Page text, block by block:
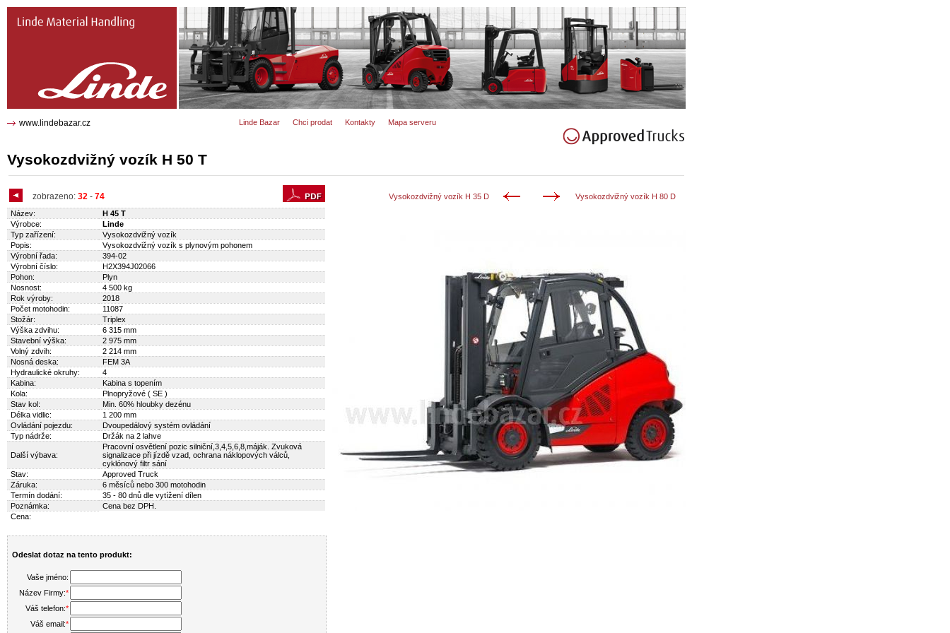
Vysokozdvižný vozík H 50 T
Vysokozdvižný vozík H 35 D Vysokozdvižný vozík H 80 D
zobrazeno: 32 - 74
Název:
H 45 T
Výrobce:
Linde
Typ zařízení:
Vysokozdvižný vozík
Popis:
Vysokozdvižný vozík s plynovým pohonem
Výrobní řada:
394-02
Výrobní číslo:
H2X394J02066
Pohon:
Plyn
Nosnost:
4 500 kg
Rok výroby:
2018
Počet motohodin:
11087
Stožár:
Triplex
Výška zdvihu:
6 315 mm
Stavební výška:
2 975 mm
Volný zdvih:
2 214 mm
Nosná deska:
FEM 3A
Hydraulické okruhy:
4
Kabina:
Kabina s topením
Kola:
Plnopryžové ( SE )
Stav kol:
Min. 60% hloubky dezénu
Délka vidlic:
1 200 mm
Ovládání pojezdu:
Dvoupedálový systém ovládání
Typ nádrže:
Držák na 2 lahve
Další výbava:
Pracovní osvětlení pozic silniční,3,4,5,6,8,máják. Zvuková
signalizace při jízdě vzad, ochrana náklopových válců,
cyklónový filtr sání
Stav:
Approved Truck
Záruka:
6 měsíců nebo 300 motohodin
Termín dodání:
35 - 80 dnů dle vytížení dílen
Poznámka:
Cena bez DPH.
Cena:
Odeslat dotaz na tento produkt:
Vaše jméno:
Název Firmy:*
Váš telefon:*
Váš email:*
Linde Bazar Chci prodat Kontakty Mapa serveru
www.lindebazar.cz